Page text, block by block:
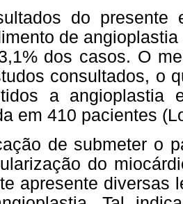
do presente
de
dos casos. O
consultados, o
a
em 410 pacientes
de submeter o
do
apresente diversas